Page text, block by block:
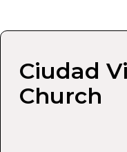
Ciudad
Church